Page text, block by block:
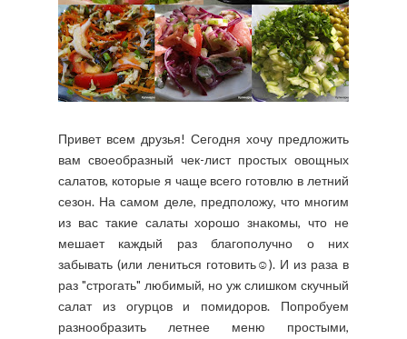
Привет всем друзья! Сегодня хочу предложить
вам своеобразный чек-лист простых овощных
салатов, которые я чаще всего готовлю в летний
сезон. На самом деле, предположу, что многим
из вас такие салаты хорошо знакомы, что не
мешает каждый раз благополучно о них
забывать (или лениться готовить☺). И из раза в
раз "строгать" любимый, но уж слишком скучный
салат из огурцов и помидоров. Попробуем
разнообразить летнее меню простыми,